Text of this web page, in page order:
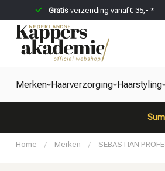
Gratisverzending vanaf € 35,- *
Merken Haarverzorging Haarstyling
Home / Merken / SEBASTIAN